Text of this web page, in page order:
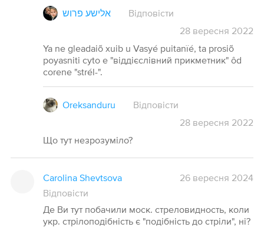
אלישע פרוש
Відповісти
28 вересня 2022
Ya ne gleadaiõ xuib u Vasyé puitanïé, ta prosiõ
poyasniti cyto e "віддієслівний прикметник" ôd
corene "strél-".
Oreksanduru
Відповісти
28 вересня 2022
Що тут незрозуміло?
Carolina Shevtsova
26 вересня 2024
Відповісти
Де Ви тут побачили моск. стреловидность, коли
укр. стрілоподібність є "подібність до стріли", ні?